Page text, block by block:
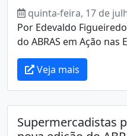
quinta-feira, 17 de
Por Edevaldo
do ABRAS em Ação nas
Veja mais
Supermercadistas